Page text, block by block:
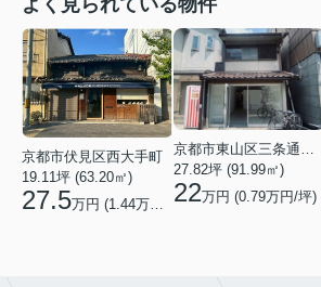
京都市伏見区西大手町
19.11坪 (63.20㎡)
27.5万円 (1.44万円/坪)
27.82坪 (91.99㎡)
22万円 (0.79万円/坪)